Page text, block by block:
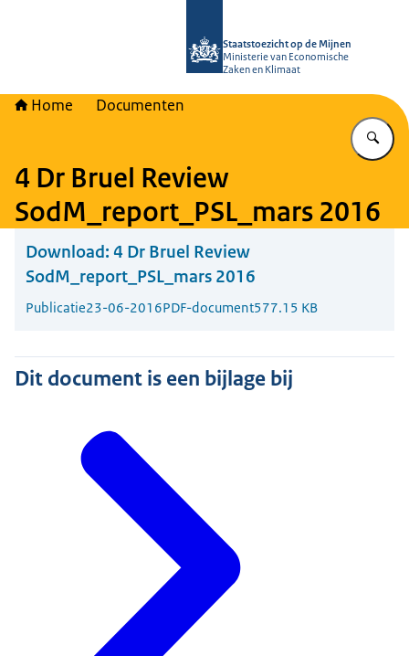
Staatstoezicht op de Mijnen
Ministerie van Economische
Zaken en Klimaat
Home Documenten
4 Dr Bruel Review
SodM_report_PSL_mars 2016
Download: 4 Dr Bruel Review
SodM_report_PSL_mars 2016
Publicatie23-06-2016PDF-document577.15 KB
Dit document is een bijlage bij